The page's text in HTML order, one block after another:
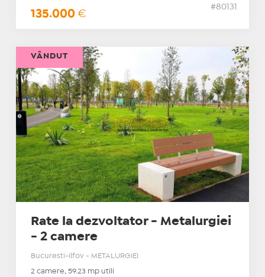
135.000 €
#80131
Rate la dezvoltator - Metalurgiei
- 2 camere
Bucuresti-Ilfov - METALURGIEI
2 camere, 59.23 mp utili
VÂNDUT